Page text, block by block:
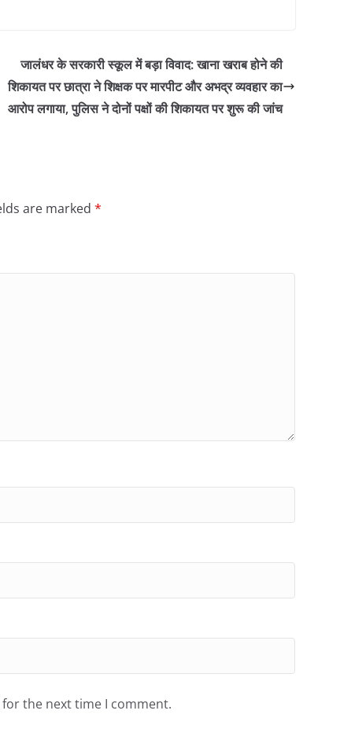
जालंधर के सरकारी स्कूल में बड़ा विवाद: खाना खराब होने की
शिकायत पर छात्रा ने शिक्षक पर मारपीट और अभद्र व्यवहार का
आरोप लगाया, पुलिस ने दोनों पक्षों की शिकायत पर शुरू की जांच
are marked *
the next time I comment.